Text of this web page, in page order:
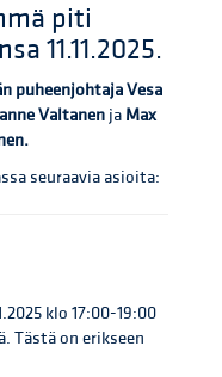
piti
11.11.2025.
puheenjohtaja Vesa
Valtanen ja Max
seuraavia asioita:
klo 17:00-19:00
Tästä on erikseen